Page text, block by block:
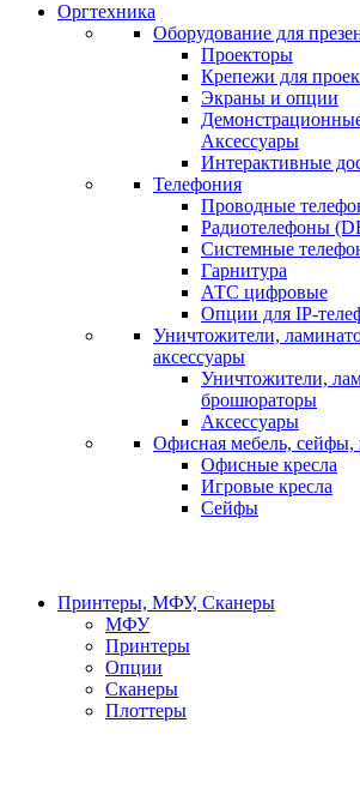
Оргтехника
Оборудование для
Проекторы
Крепежи для
Экраны и опции
Аксессуары
Интерактивные
Телефония
Проводные
Радиотелефоны
Системные
Гарнитура
АТС цифровые
Опции для IP-
Уничтожители,
аксессуары
Уничтожители,
брошюраторы
Аксессуары
Офисная мебель,
Офисные кресла
Игровые кресла
Сейфы
Принтеры, МФУ, Сканеры
МФУ
Принтеры
Опции
Сканеры
Плоттеры